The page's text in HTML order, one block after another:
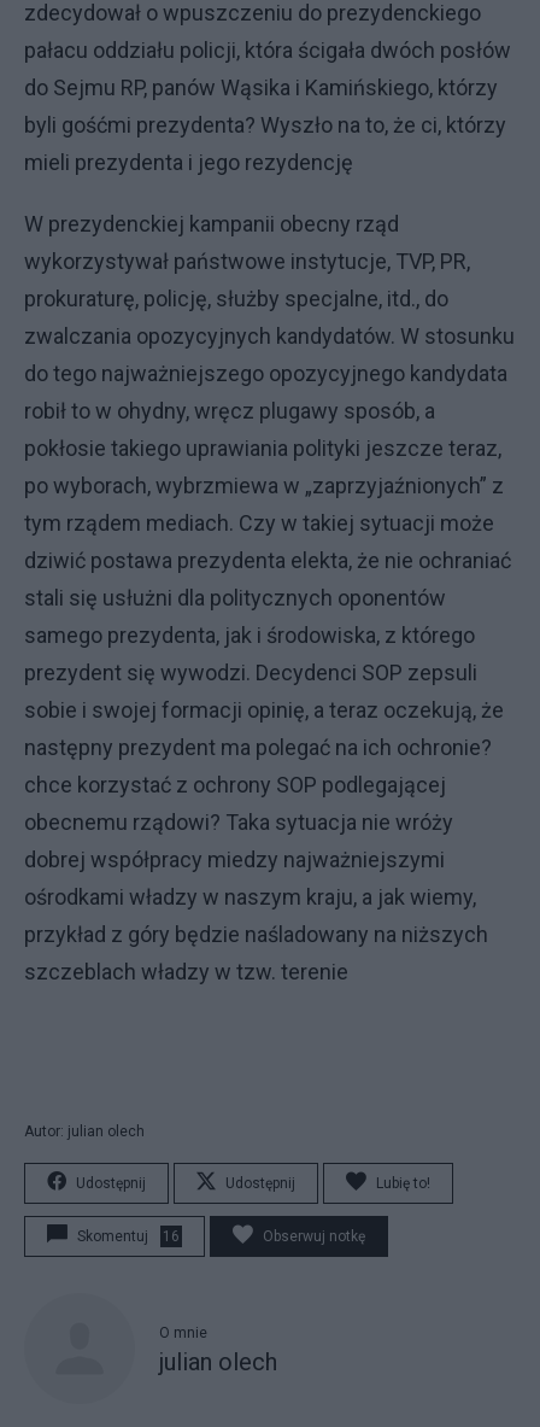
zdecydował o wpuszczeniu do prezydenckiego
pałacu oddziału policji, która ścigała dwóch posłów
do Sejmu RP, panów Wąsika i Kamińskiego, którzy
byli gośćmi prezydenta? Wyszło na to, że ci, którzy
mieli prezydenta i jego rezydencję
W prezydenckiej kampanii obecny rząd
wykorzystywał państwowe instytucje, TVP, PR,
prokuraturę, policję, służby specjalne, itd., do
zwalczania opozycyjnych kandydatów. W stosunku
do tego najważniejszego opozycyjnego kandydata
robił to w ohydny, wręcz plugawy sposób, a
pokłosie takiego uprawiania polityki jeszcze teraz,
po wyborach, wybrzmiewa w „zaprzyjaźnionych” z
tym rządem mediach. Czy w takiej sytuacji może
dziwić postawa prezydenta elekta, że nie ochraniać
stali się usłużni dla politycznych oponentów
samego prezydenta, jak i środowiska, z którego
prezydent się wywodzi. Decydenci SOP zepsuli
sobie i swojej formacji opinię, a teraz oczekują, że
następny prezydent ma polegać na ich ochronie?
chce korzystać z ochrony SOP podlegającej
obecnemu rządowi? Taka sytuacja nie wróży
dobrej współpracy miedzy najważniejszymi
ośrodkami władzy w naszym kraju, a jak wiemy,
przykład z góry będzie naśladowany na niższych
szczeblach władzy w tzw. terenie
Autor: julian olech
Udostępnij Udostępnij Lubię to!
Skomentuj 16 Obserwuj notkę
O mnie
julian olech